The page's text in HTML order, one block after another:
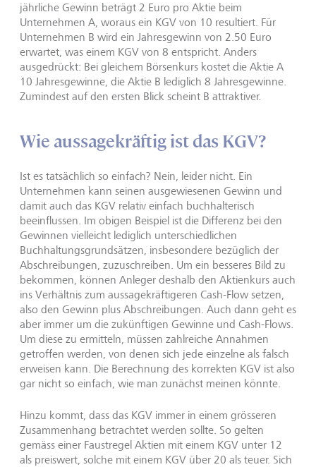
jährliche Gewinn beträgt 2 Euro pro Aktie beim
Unternehmen A, woraus ein KGV von 10 resultiert. Für
Unternehmen B wird ein Jahresgewinn von 2.50 Euro
erwartet, was einem KGV von 8 entspricht. Anders
ausgedrückt: Bei gleichem Börsenkurs kostet die Aktie A
10 Jahresgewinne, die Aktie B lediglich 8 Jahresgewinne.
Zumindest auf den ersten Blick scheint B attraktiver.
Wie aussagekräftig ist das KGV?
Ist es tatsächlich so einfach? Nein, leider nicht. Ein
Unternehmen kann seinen ausgewiesenen Gewinn und
damit auch das KGV relativ einfach buchhalterisch
beeinflussen. Im obigen Beispiel ist die Differenz bei den
Gewinnen vielleicht lediglich unterschiedlichen
Buchhaltungsgrundsätzen, insbesondere bezüglich der
Abschreibungen, zuzuschreiben. Um ein besseres Bild zu
bekommen, können Anleger deshalb den Aktienkurs auch
ins Verhältnis zum aussagekräftigeren Cash-Flow setzen,
also den Gewinn plus Abschreibungen. Auch dann geht es
aber immer um die zukünftigen Gewinne und Cash-Flows.
Um diese zu ermitteln, müssen zahlreiche Annahmen
getroffen werden, von denen sich jede einzelne als falsch
erweisen kann. Die Berechnung des korrekten KGV ist also
gar nicht so einfach, wie man zunächst meinen könnte.
Hinzu kommt, dass das KGV immer in einem grösseren
Zusammenhang betrachtet werden sollte. So gelten
gemäss einer Faustregel Aktien mit einem KGV unter 12
als preiswert, solche mit einem KGV über 20 als teuer. Sich